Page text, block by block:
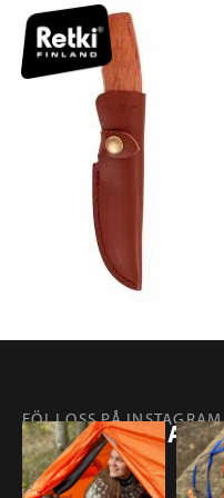
FÖLJ OSS PÅ INSTAGRAM
@RETKIFINLAND